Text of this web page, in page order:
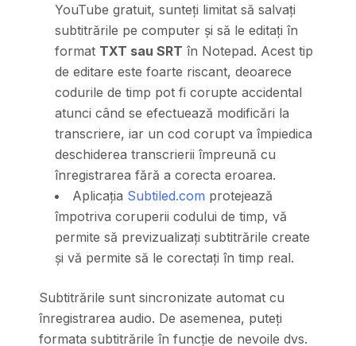
YouTube gratuit, sunteți limitat să salvați
subtitrările pe computer și să le editați în
format TXT sau SRT în Notepad. Acest tip
de editare este foarte riscant, deoarece
codurile de timp pot fi corupte accidental
atunci când se efectuează modificări la
transcriere, iar un cod corupt va împiedica
deschiderea transcrierii împreună cu
înregistrarea fără a corecta eroarea.
Aplicația Subtiled.com protejează
împotriva coruperii codului de timp, vă
permite să previzualizați subtitrările create
și vă permite să le corectați în timp real.
Subtitrările sunt sincronizate automat cu
înregistrarea audio. De asemenea, puteți
formata subtitrările în funcție de nevoile dvs.